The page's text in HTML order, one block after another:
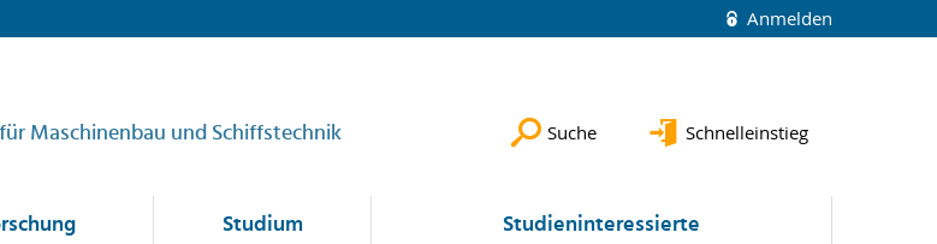
Anmelden
Maschinenbau und Schiffstechnik Suche Schnelleinstieg
Studium Studieninteressierte